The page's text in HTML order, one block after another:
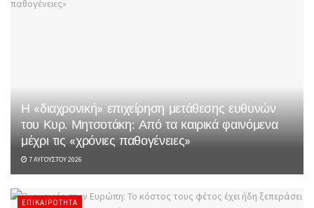
Η «διαχρονική» επιχείρηση μετάθεσης ευθυνών
του Κυρ. Μητσοτάκη: Από τα καιρικά φαινόμενα
μέχρι τις «χρόνιες παθογένειες»
7 ΑΥΓΟΎΣΤΟΥ 2026
ΕΠΙΚΑΙΡΌΤΗΤΑ